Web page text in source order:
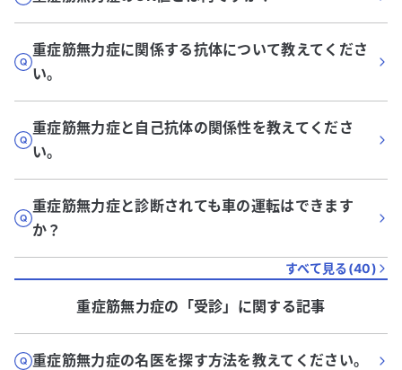
重症筋無力症に関係する抗体について教えてくださ
い。
重症筋無力症と自己抗体の関係性を教えてくださ
い。
重症筋無力症と診断されても車の運転はできます
か？
すべて見る(40)
重症筋無力症の「受診」に関する記事
重症筋無力症の名医を探す方法を教えてください。